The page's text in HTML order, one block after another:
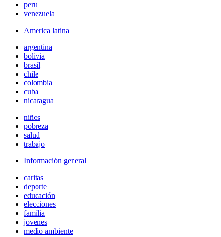
peru
venezuela
America latina
argentina
bolivia
brasil
chile
colombia
cuba
nicaragua
niños
pobreza
salud
trabajo
Información general
caritas
deporte
educación
elecciones
familia
jovenes
medio ambiente